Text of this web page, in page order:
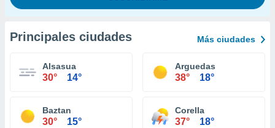
Principales ciudades Más ciudades
Alsasua
30° 14°
Arguedas
38° 18°
Baztan
30° 15°
Corella
37° 18°